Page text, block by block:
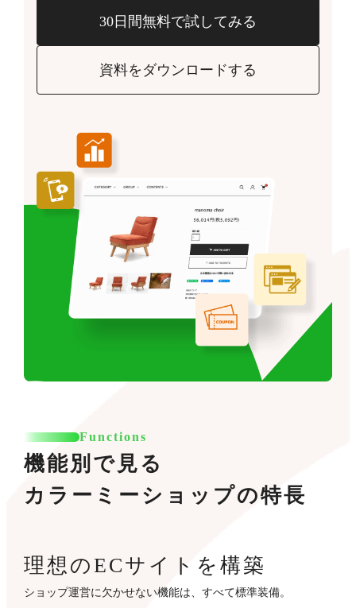
30日間無料で試してみる
資料をダウンロードする
Functions
機能別で見る
カラーミーショップの特長
理想のECサイトを構築
ショップ運営に欠かせない機能は、すべて標準装備。